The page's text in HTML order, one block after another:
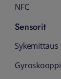
NFC
Sensorit
Sykemittaus
Gyroskooppi